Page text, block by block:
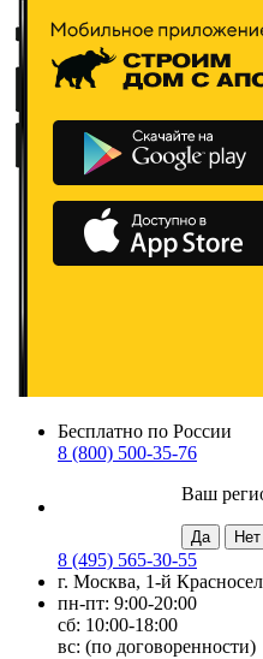
Бесплатно по России
8 (800) 500-35-76
Ваш
8 (495) 565-30-55
г. Москва, 1-й
пн-пт: 9:00-20:00
сб: 10:00-18:00
вс: (по договоренности)